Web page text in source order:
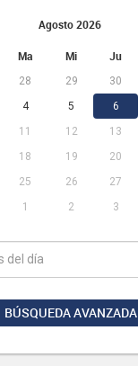
Agosto 2026
Ma Mi Ju
28 29 30
4 5 6
11 12 13
18 19 20
25 26 27
1 2 3
BÚSQUEDA AVANZADA